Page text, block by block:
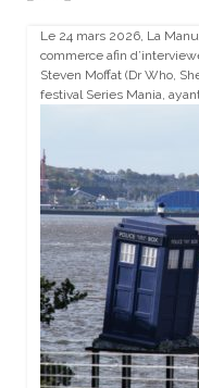
Le 24 mars 2026, La
commerce afin
Steven Moffat (Dr Who,
festival Series Mania,